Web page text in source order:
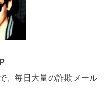
、毎日大量の詐欺メール